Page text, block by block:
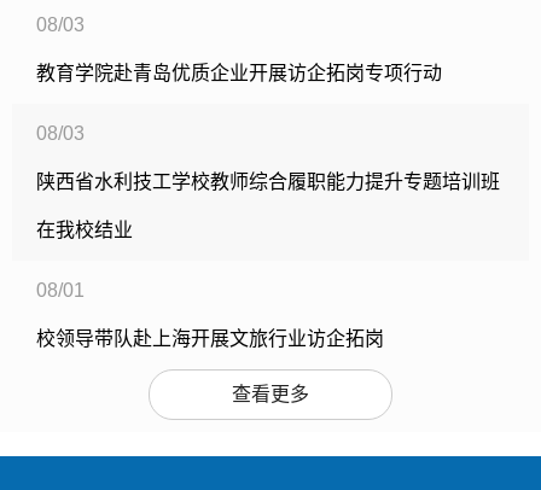
08/03
教育学院赴青岛优质企业开展访企拓岗专项行动
08/03
陕西省水利技工学校教师综合履职能力提升专题培训班
在我校结业
08/01
校领导带队赴上海开展文旅行业访企拓岗
查看更多